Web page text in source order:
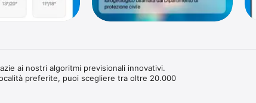
ai nostri algoritmi previsionali innovativi.
preferite, puoi scegliere tra oltre 20.000